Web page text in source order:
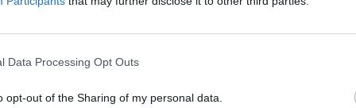
Data Processing Opt Outs
opt-out of the Sharing of my personal data.
raccontano gli organizzatori – questo
esempio di come scommettere sulla
ma prima di tutto un fattore che non solo nel
più capace di affrontare le sfide di